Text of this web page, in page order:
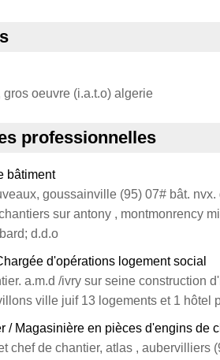
gros oeuvre (i.a.t.o) algerie
professionnelles
bâtiment
goussainville (95) 07# bât.
sur antony , montmonrency
d.d.o
d'opérations logement social
a.m.d /ivry sur seine construction
ville juif 13 logements et 1 hôtel
/ Magasinière en pièces d'engins de
chef de chantier, atlas , aubervilliers